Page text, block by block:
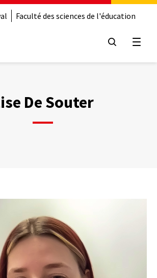
Faculté des sciences de l'éducation
De Souter